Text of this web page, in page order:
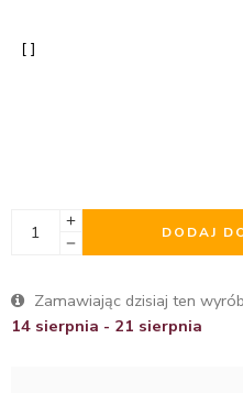
DODAJ
Zamawiając dzisiaj ten
14 sierpnia - 21 sierpnia